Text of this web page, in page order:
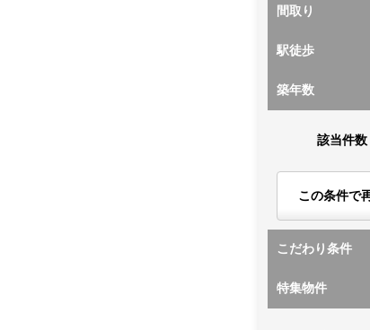
間取り
駅徒歩
築年数
該当件数
この条件で
こだわり条件
特集物件